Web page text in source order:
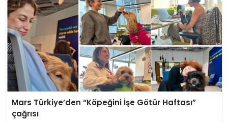
Mars Türkiye’den “Köpeğini İşe Götür Haftası”
çağrısı